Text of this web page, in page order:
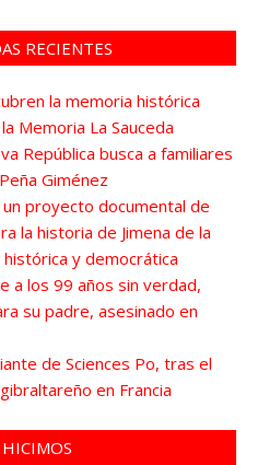
RECIENTES
la memoria histórica
Memoria La Sauceda
República busca a familiares
Giménez
un proyecto documental de
la historia de Jimena de la
y democrática
a los 99 años sin verdad,
su padre, asesinado en
de Sciences Po, tras el
en Francia